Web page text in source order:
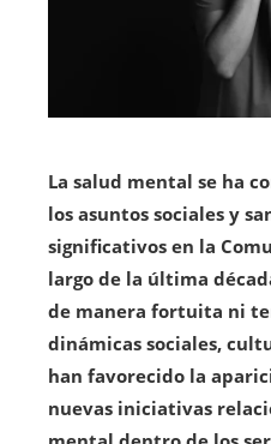
La salud mental se ha
los asuntos sociales y
significativos en la
largo de la última
de manera fortuita ni
dinámicas sociales,
han favorecido la
nuevas iniciativas